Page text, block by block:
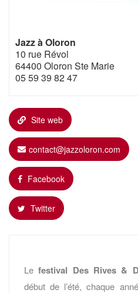
Jazz à Oloron
10 rue Révol
64400 Oloron Ste Marie
05 59 39 82 47
Site web
contact@jazzoloron.com
Facebook
Twitter
Lefestival Des Rives &
début de l’été, chaque